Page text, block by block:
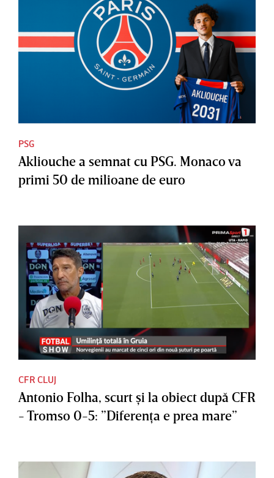
PSG
Akliouche a semnat cu PSG. Monaco va
primi 50 de milioane de euro
CFR CLUJ
Antonio Folha, scurt şi la obiect după CFR
- Tromso 0-5: ”Diferenţa e prea mare”